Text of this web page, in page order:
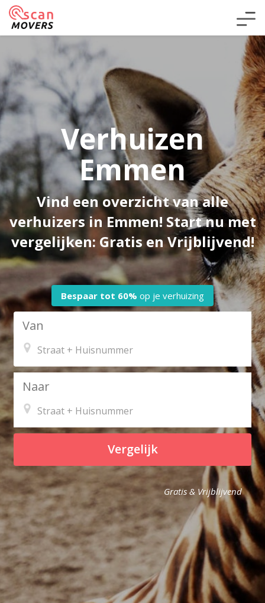
Verhuizen
Emmen
Vind een overzicht van alle
verhuizers in Emmen! Start nu met
vergelijken: Gratis en Vrijblijvend!
Bespaar tot 60% op je verhuizing
Van
Naar
Vergelijk
Gratis & Vrijblijvend